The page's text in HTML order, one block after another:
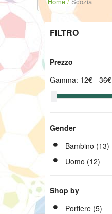
FILTRO
Prezzo
Gamma: 12€ - 36€
Gender
Bambino (13)
Uomo (12)
Shop by
Portiere (5)